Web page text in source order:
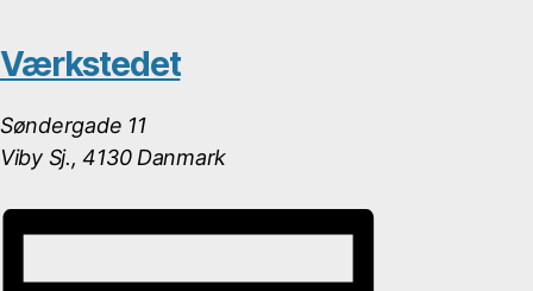
Værkstedet
Søndergade 11
Viby Sj., 4130 Danmark